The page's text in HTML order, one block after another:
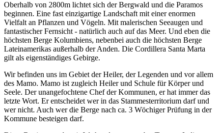
Oberhalb von 2800m lichtet sich der Bergwald und die Paramos
beginnen. Eine fast einzigartige Landschaft mit einer enormen
Vielfalt an Pflanzen und Vögeln. Mit malerischen Seeaugen und
fantastischer Fernsicht - natürlich auch auf das Meer. Und eben die
höchsten Berge Kolumbiens, nebenbei auch die höchsten Berge
Lateinamerikas außerhalb der Anden. Die Cordillera Santa Marta
gilt als eigenständiges Gebirge.
Wir befinden uns im Gebiet der Heiler, der Legenden und vor allem
des Mamo. Mamo ist zugleich Heiler und Schule für Körper und
Seele. Der unangefochtene Chef der Kommunen, er hat immer das
letzte Wort. Er entscheidet wer in das Stammesterritorium darf und
wer nicht. Auch wer die Berge nach ca. 3 Wöchiger Prüfung in der
Kommune besteigen darf.